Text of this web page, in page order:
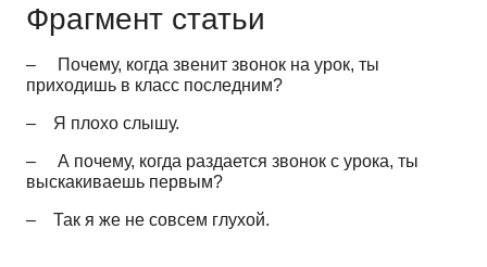
Фрагмент статьи
– Почему, когда звенит звонок на урок, ты
приходишь в класс последним?
– Я плохо слышу.
– А почему, когда раздается звонок с урока, ты
выскакиваешь первым?
– Так я же не совсем глухой.